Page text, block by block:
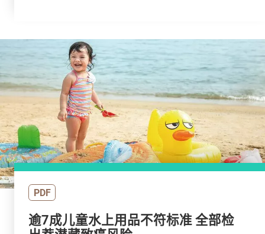
PDF
逾7成儿童水上用品不符标准 全部检